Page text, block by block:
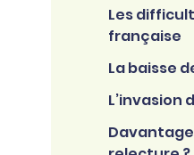
Les
française
La baisse
L’invasion